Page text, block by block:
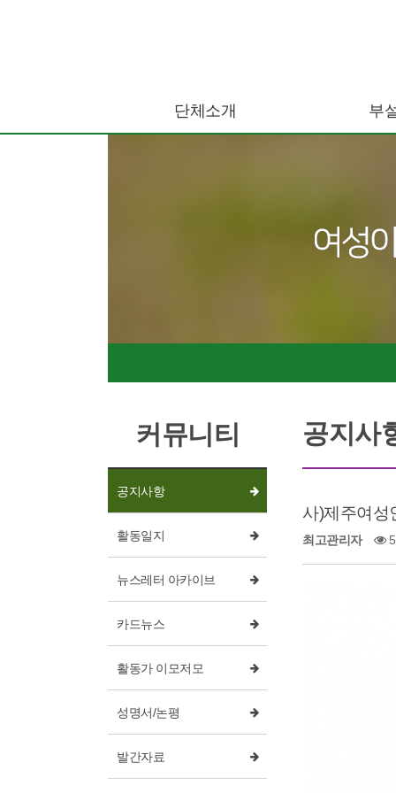
단체소개 부
커뮤니티
공지사항
활동일지
뉴스레터 아카이브
카드뉴스
활동가 이모저모
성명서/논평
발간자료
공지사
사)제주여성
최고관리자